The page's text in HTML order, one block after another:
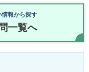
情報から探す
一覧へ